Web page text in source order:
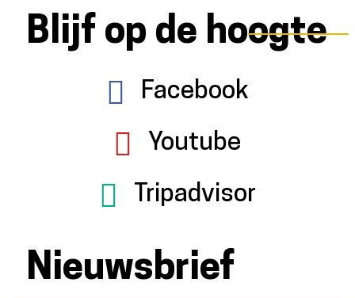
Blijf op de hoogte
Facebook
Youtube
Tripadvisor
Nieuwsbrief